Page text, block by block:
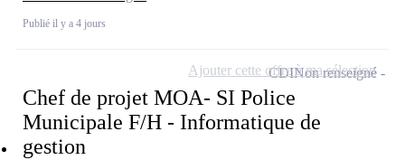
Publié il y a 4 jours
Chef de projet MOA- SI Police
Municipale F/H - Informatique de
gestion
CDINon renseigné
Ajouter cette offre à ma sélection